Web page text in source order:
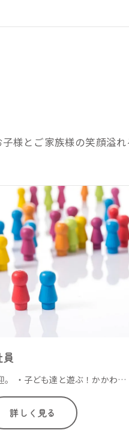
子様とご家族様の笑顔溢
・子ども達の送迎。 ・子ども達と遊ぶ！かかわる！課題を通して子ども達の発達支援を行います。 ・小学生の子ども達の宿題の補助、等・・・ 障害児通所支援施設で指導員スタッフのお仕事です。
詳しく見る